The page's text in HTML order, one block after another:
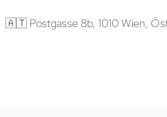
🇦🇹 Postgasse 8b, 1010 Wien,